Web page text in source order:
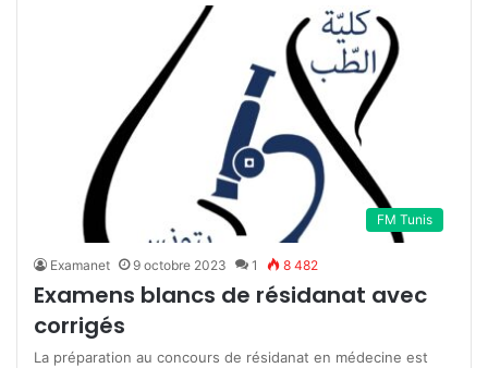
FM Tunis
Examanet 9 octobre 2023 1 8 482
Examens blancs de résidanat avec
corrigés
La préparation au concours de résidanat en médecine est